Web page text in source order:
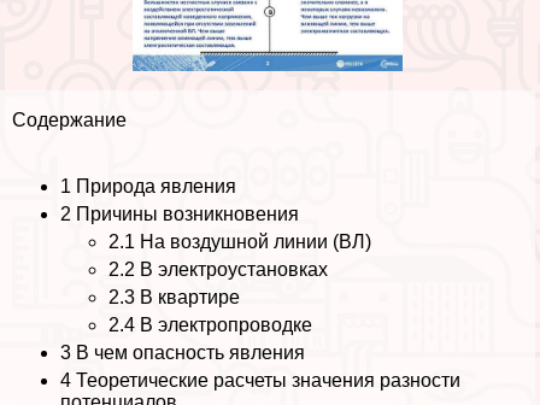
Содержание
1 Природа явления
2 Причины возникновения
2.1 На воздушной линии (ВЛ)
2.2 В электроустановках
2.3 В квартире
2.4 В электропроводке
3 В чем опасность явления
4 Теоретические расчеты значения разности